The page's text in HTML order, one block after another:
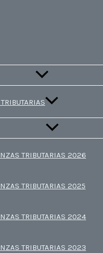
TRIBUTARIAS 2026
TRIBUTARIAS 2025
TRIBUTARIAS 2024
TRIBUTARIAS 2023